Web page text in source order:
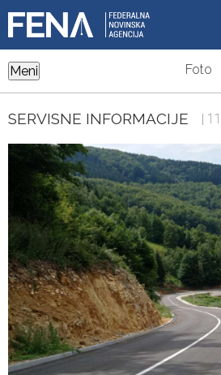
Meni Foto
SERVISNE INFORMACIJE |